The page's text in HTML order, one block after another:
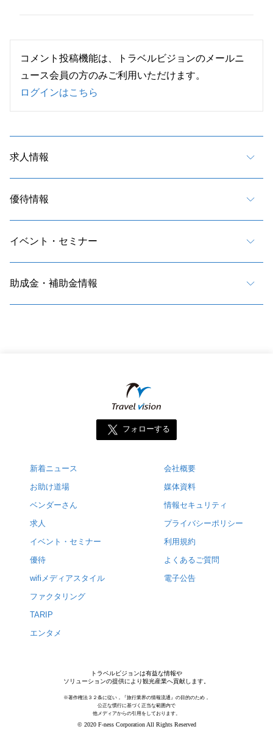
コメント投稿機能は、トラベルビジョンのメールニ
ュース会員の方のみご利用いただけます。
ログインはこちら
求人情報
優待情報
イベント・セミナー
助成金・補助金情報
フォローする
新着ニュース
お助け道場
ベンダーさん
求人
イベント・セミナー
優待
wifiメディアスタイル
ファクタリング
TARIP
エンタメ
会社概要
媒体資料
情報セキュリティ
プライバシーポリシー
利用規約
よくあるご質問
電子公告
トラベルビジョンは有益な情報や
ソリューションの提供により観光産業へ貢献します。
※著作権法３２条に従い，『旅行業界の情報流通』の目的のため，
公正な慣行に基づく正当な範囲内で
他メディアからの引用をしております。
© 2020 F-ness Corporation All Rights Reserved